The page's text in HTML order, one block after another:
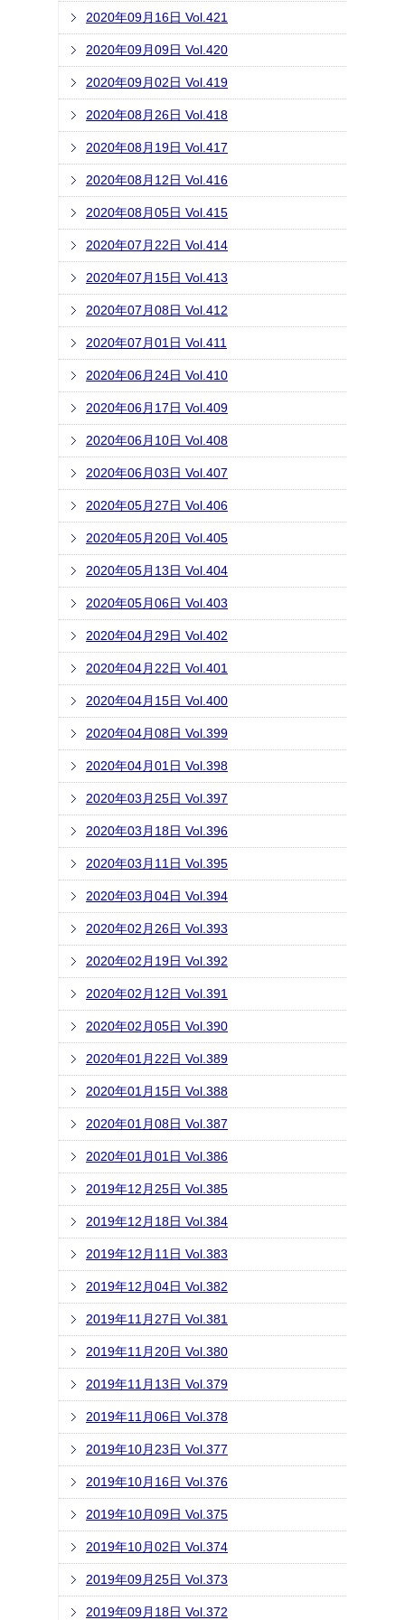
2020年09月16日 Vol.421
2020年09月09日 Vol.420
2020年09月02日 Vol.419
2020年08月26日 Vol.418
2020年08月19日 Vol.417
2020年08月12日 Vol.416
2020年08月05日 Vol.415
2020年07月22日 Vol.414
2020年07月15日 Vol.413
2020年07月08日 Vol.412
2020年07月01日 Vol.411
2020年06月24日 Vol.410
2020年06月17日 Vol.409
2020年06月10日 Vol.408
2020年06月03日 Vol.407
2020年05月27日 Vol.406
2020年05月20日 Vol.405
2020年05月13日 Vol.404
2020年05月06日 Vol.403
2020年04月29日 Vol.402
2020年04月22日 Vol.401
2020年04月15日 Vol.400
2020年04月08日 Vol.399
2020年04月01日 Vol.398
2020年03月25日 Vol.397
2020年03月18日 Vol.396
2020年03月11日 Vol.395
2020年03月04日 Vol.394
2020年02月26日 Vol.393
2020年02月19日 Vol.392
2020年02月12日 Vol.391
2020年02月05日 Vol.390
2020年01月22日 Vol.389
2020年01月15日 Vol.388
2020年01月08日 Vol.387
2020年01月01日 Vol.386
2019年12月25日 Vol.385
2019年12月18日 Vol.384
2019年12月11日 Vol.383
2019年12月04日 Vol.382
2019年11月27日 Vol.381
2019年11月20日 Vol.380
2019年11月13日 Vol.379
2019年11月06日 Vol.378
2019年10月23日 Vol.377
2019年10月16日 Vol.376
2019年10月09日 Vol.375
2019年10月02日 Vol.374
2019年09月25日 Vol.373
2019年09月18日 Vol.372